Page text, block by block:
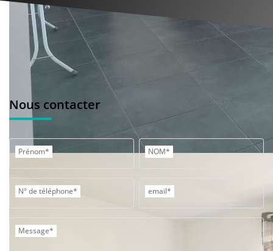
Nous contacter
Prénom* NOM*
N° de téléphone* email*
Message*